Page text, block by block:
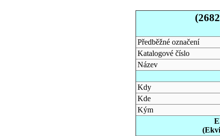
Předběžné označení
Katalogové číslo
Název
Kdy
Kde
Kým